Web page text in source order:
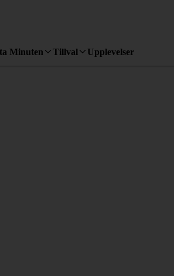
Minuten Tillval Upplevelser